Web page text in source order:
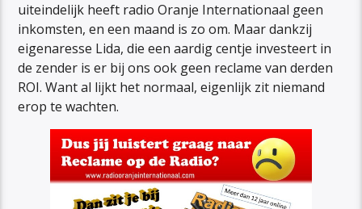
uiteindelijk heeft radio Oranje Internationaal geen
inkomsten, en een maand is zo om. Maar dankzij
eigenaresse Lida, die een aardig centje investeert in
de zender is er bij ons ook geen reclame van derden
ROI. Want al lijkt het normaal, eigenlijk zit niemand
erop te wachten.